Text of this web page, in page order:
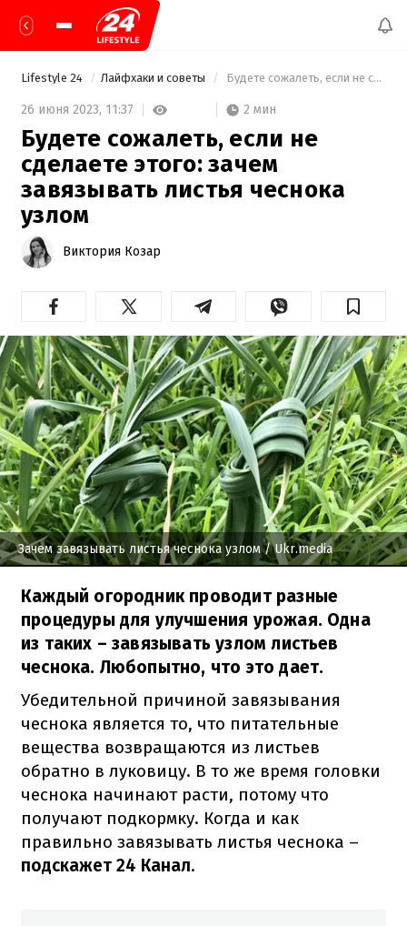
Lifestyle 24 Лайфхаки и советы Будете сожалеть, если не сделаете этого: зачем завязывать листья чеснока узлом
26 июня 2023, 11:37 2 мин
Будете сожалеть, если не
сделаете этого: зачем
завязывать листья чеснока
узлом
Виктория Козар
Зачем завязывать листья чеснока узлом/ Ukr.media
Каждый огородник проводит разные
процедуры для улучшения урожая. Одна
из таких – завязывать узлом листьев
чеснока. Любопытно, что это дает.
Убедительной причиной завязывания
чеснока является то, что питательные
вещества возвращаются из листьев
обратно в луковицу. В то же время головки
чеснока начинают расти, потому что
получают подкормку. Когда и как
правильно завязывать листья чеснока –
подскажет 24 Канал.